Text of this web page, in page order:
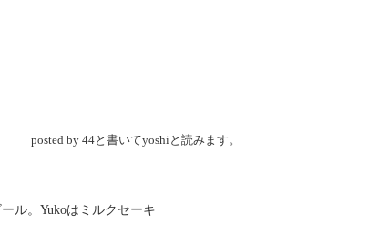
posted by 44と書いてyoshiと読みます。
ル。Yukoはミルクセーキ